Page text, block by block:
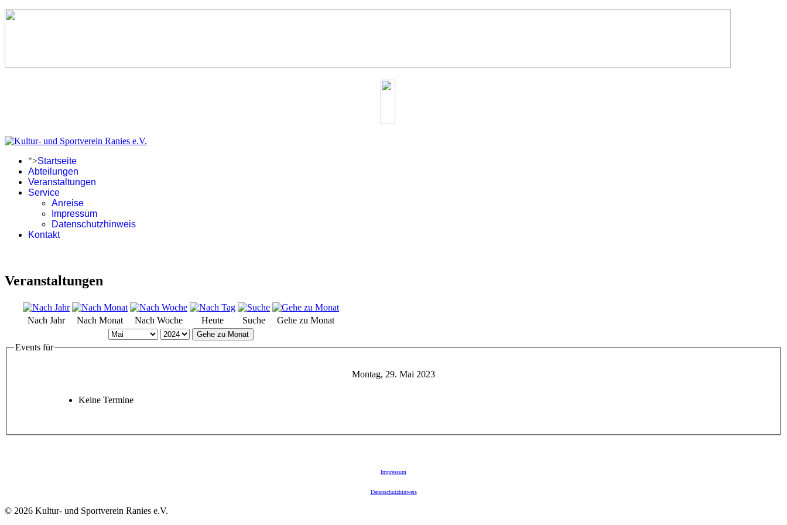
">Startseite
Abteilungen
Veranstaltungen
Service
Anreise
Impressum
Datenschutzhinweis
Kontakt
Veranstaltungen
Nach Jahr Nach Monat Nach Woche Heute Suche Gehe zu Monat
Gehe zu Monat
Events für
Montag, 29. Mai 2023
Keine Termine
Impressum
Datenschutzhinweis
© 2026 Kultur- und Sportverein Ranies e.V.